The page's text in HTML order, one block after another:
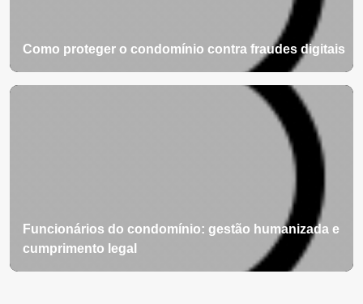
Como proteger o condomínio contra fraudes digitais
Funcionários do condomínio: gestão humanizada e
cumprimento legal